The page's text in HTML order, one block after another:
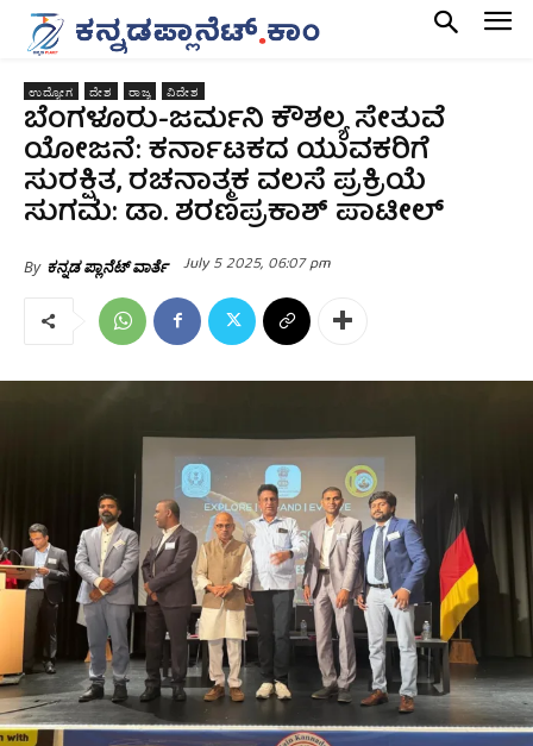
ಉದ್ಯೋಗ ದೇಶ ರಾಜ್ಯ ವಿದೇಶ
ಬೆಂಗಳೂರು-ಜರ್ಮನಿ ಕೌಶಲ್ಯ ಸೇತುವೆ
ಯೋಜನೆ: ಕರ್ನಾಟಕದ ಯುವಕರಿಗೆ
ಸುರಕ್ಷಿತ, ರಚನಾತ್ಮಕ ವಲಸೆ ಪ್ರಕ್ರಿಯೆ
ಸುಗಮ: ಡಾ. ಶರಣಪ್ರಕಾಶ್‌ ಪಾಟೀಲ್‌
By ಕನ್ನಡ ಪ್ಲಾನೆಟ್ ವಾರ್ತೆ July 5 2025, 06:07 pm